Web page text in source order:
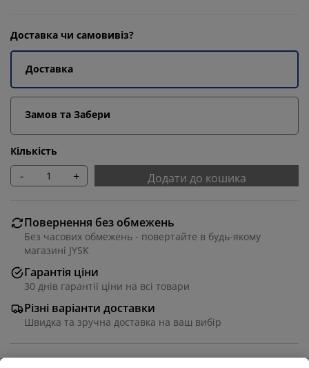
Доставка чи самовивіз?
Доставка
Замов та Забери
Кількість
- + Додати до кошика
Повернення без обмежень
Без часових обмежень - повертайте в будь-якому
магазині JYSK
Гарантія ціни
30 днів гарантії ціни на всі товари
Різні варіанти доставки
Швидка та зручна доставка на ваш вибір